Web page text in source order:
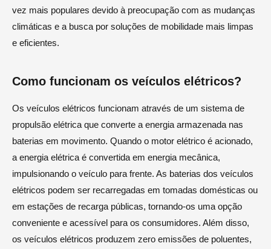
vez mais populares devido à preocupação com as mudanças
climáticas e a busca por soluções de mobilidade mais limpas
e eficientes.
Como funcionam os veículos elétricos?
Os veículos elétricos funcionam através de um sistema de
propulsão elétrica que converte a energia armazenada nas
baterias em movimento. Quando o motor elétrico é acionado,
a energia elétrica é convertida em energia mecânica,
impulsionando o veículo para frente. As baterias dos veículos
elétricos podem ser recarregadas em tomadas domésticas ou
em estações de recarga públicas, tornando-os uma opção
conveniente e acessível para os consumidores. Além disso,
os veículos elétricos produzem zero emissões de poluentes,